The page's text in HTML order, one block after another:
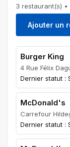
3 restaurant(s)
Ajouter un
Burger King
4 Rue Félix
Dernier statut :
McDonald's
Carrefour
Dernier statut :